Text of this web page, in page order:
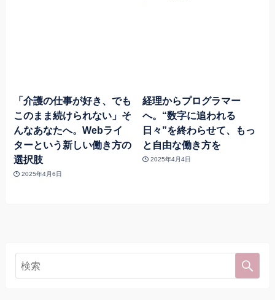
「介護の仕事が好き、でも
このまま続けられない」そ
んなあなたへ。Webライ
ターという新しい働き方の
選択肢
2025年4月6日
経理からプログラマー
へ。“数字に追われる
日々”を終わらせて、もっ
と自由な働き方を
2025年4月4日